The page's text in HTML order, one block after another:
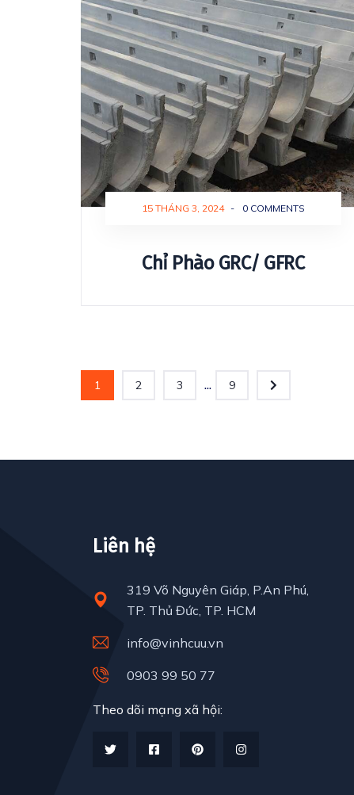
15 THÁNG 3, 2024 - 0 COMMENTS
Chỉ Phào GRC/ GFRC
1 2 3 ... 9
Liên hệ
319 Võ Nguyên Giáp, P.An Phú,
TP. Thủ Đức, TP. HCM
info@vinhcuu.vn
0903 99 50 77
Theo dõi mạng xã hội: